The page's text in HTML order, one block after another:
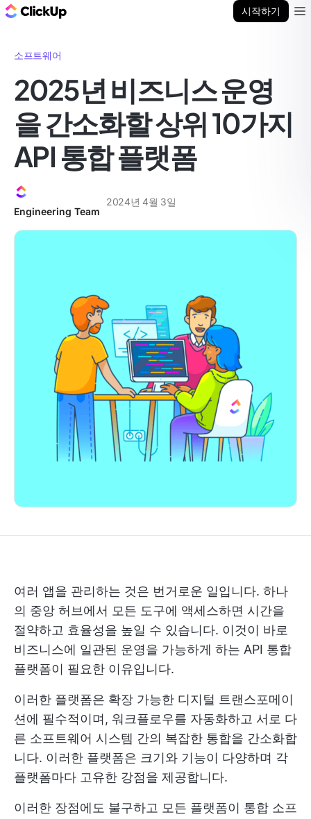
시작하기
소프트웨어
2025년 비즈니스 운영
을 간소화할 상위 10가지
API 통합 플랫폼
Engineering Team
2024년 4월 3일
여러 앱을 관리하는 것은 번거로운 일입니다. 하나
의 중앙 허브에서 모든 도구에 액세스하면 시간을
절약하고 효율성을 높일 수 있습니다. 이것이 바로
비즈니스에 일관된 운영을 가능하게 하는 API 통합
플랫폼이 필요한 이유입니다.
이러한 플랫폼은 확장 가능한 디지털 트랜스포메이
션에 필수적이며, 워크플로우를 자동화하고 서로 다
른 소프트웨어 시스템 간의 복잡한 통합을 간소화합
니다. 이러한 플랫폼은 크기와 기능이 다양하며 각
플랫폼마다 고유한 강점을 제공합니다.
이러한 장점에도 불구하고 모든 플랫폼이 통합 소프